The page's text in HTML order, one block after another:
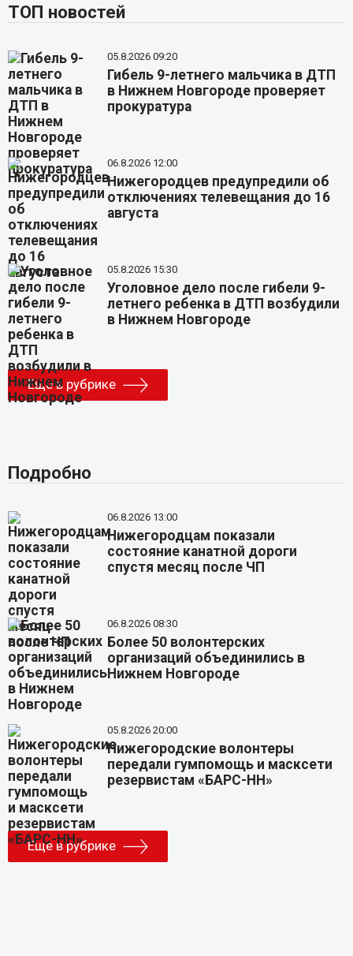
ТОП новостей
05.8.2026 09:20
Гибель 9-летнего мальчика в ДТП
в Нижнем Новгороде проверяет
прокуратура
06.8.2026 12:00
Нижегородцев предупредили об
отключениях телевещания до 16
августа
05.8.2026 15:30
Уголовное дело после гибели 9-
летнего ребенка в ДТП возбудили
в Нижнем Новгороде
Еще в рубрике
Подробно
06.8.2026 13:00
Нижегородцам показали
состояние канатной дороги
спустя месяц после ЧП
06.8.2026 08:30
Более 50 волонтерских
организаций объединились в
Нижнем Новгороде
05.8.2026 20:00
Нижегородские волонтеры
передали гумпомощь и масксети
резервистам «БАРС-НН»
Еще в рубрике